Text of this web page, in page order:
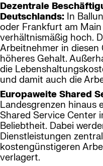
Dezentrale
Deutschlands: In
oder Frankfurt am
verhältnismäßig hoch.
Arbeitnehmer in diesen
höheres Gehalt.
die
und damit auch die
Europaweite Shared
Landesgrenzen hinaus
Shared Service Center
Beliebtheit. Dabei
Dienstleistungen
kostengünstigeren
verlagert.